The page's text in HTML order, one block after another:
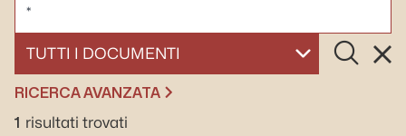
SELEZIONA UN DOCUMENTO
Cerca
RICERCA AVANZATA
1 risultati trovati